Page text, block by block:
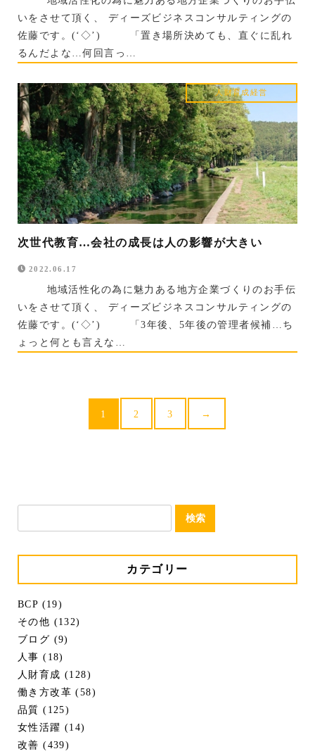
いをさせて頂く、 ディーズビジネスコンサルティングの
佐藤です。(‘◇’)ゞ 「置き場所決めても、直ぐに乱れ
るんだよな…何回言っ…
次世代教育…会社の成長は人の影響が大きい
人財育成経営
2022.06.17
地域活性化の為に魅力ある地方企業づくりのお手伝
いをさせて頂く、 ディーズビジネスコンサルティングの
佐藤です。(‘◇’)ゞ 「3年後、5年後の管理者候補…ち
ょっと何とも言えな…
1 2 3 →
カテゴリー
BCP (19)
その他 (132)
ブログ (9)
人事 (18)
人財育成 (128)
働き方改革 (58)
品質 (125)
女性活躍 (14)
改善 (439)